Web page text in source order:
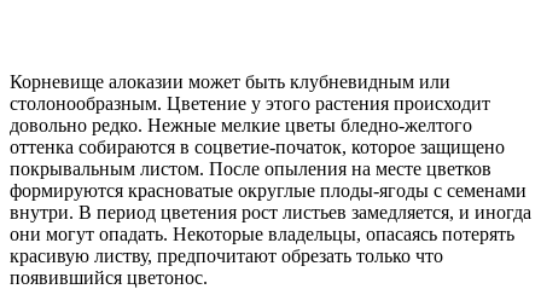
Корневище алоказии может быть клубневидным или
столонообразным. Цветение у этого растения происходит
довольно редко. Нежные мелкие цветы бледно-желтого
оттенка собираются в соцветие-початок, которое защищено
покрывальным листом. После опыления на месте цветков
формируются красноватые округлые плоды-ягоды с семенами
внутри. В период цветения рост листьев замедляется, и иногда
они могут опадать. Некоторые владельцы, опасаясь потерять
красивую листву, предпочитают обрезать только что
появившийся цветонос.